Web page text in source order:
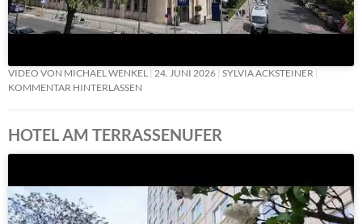
VIDEO VON MICHAEL WENKEL 24. JUNI 2026 SYLVIA ACKSTEINER
KOMMENTAR HINTERLASSEN
HOTEL AM TERRASSENUFER